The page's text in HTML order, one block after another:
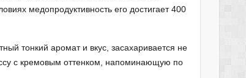
медопродуктивность его достигает 400
тонкий аромат и вкус, засахаривается не
с кремовым оттенком, напоминающую по